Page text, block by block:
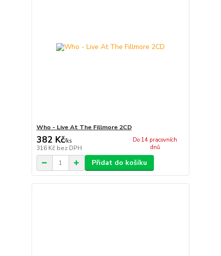
Who - Live At The Fillmore 2CD
382 Kč/ks
316 Kč bez DPH
Do 14 pracovních
dnů
Přidat do košíku